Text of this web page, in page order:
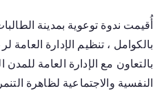
أُقيمت ندوة توعوية بمدينة
بالكوامل ، تنظيم الإدارة العامة
بالتعاون مع الإدارة العامة للمدن
النفسية والاجتماعية لظاهرة